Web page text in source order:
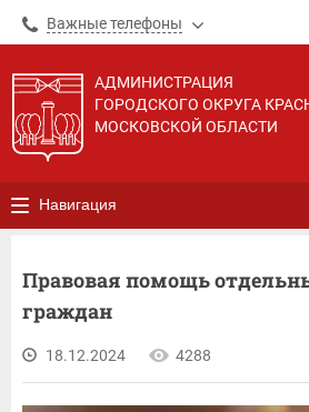
Важные телефоны
АДМИНИСТРАЦИЯ
ГОРОДСКОГО ОКРУГА
МОСКОВСКОЙ ОБЛАСТИ
Навигация
Правовая помощь
граждан
18.12.2024 4288